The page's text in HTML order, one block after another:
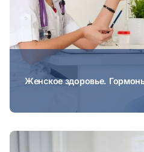
Женское здоровье.